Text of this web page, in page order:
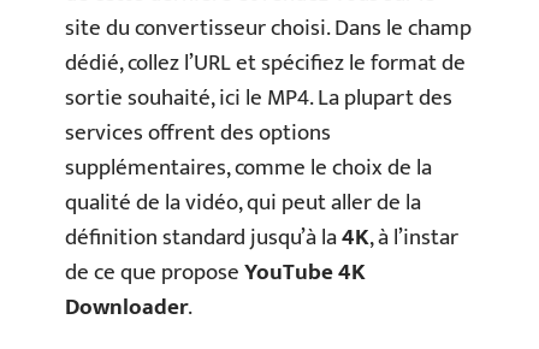
site du convertisseur choisi. Dans le champ
dédié, collez l’URL et spécifiez le format de
sortie souhaité, ici le MP4. La plupart des
services offrent des options
supplémentaires, comme le choix de la
qualité de la vidéo, qui peut aller de la
définition standard jusqu’à la4K, à l’instar
de ce que proposeYouTube 4K
Downloader.